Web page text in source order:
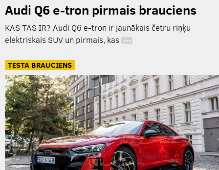
Audi Q6 e-tron pirmais brauciens
KAS TAS IR? Audi Q6 e-tron ir jaunākais četru riņķu
elektriskais SUV un pirmais, kas …
TESTA BRAUCIENS